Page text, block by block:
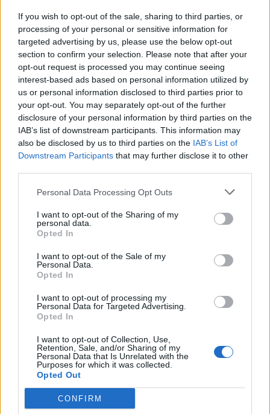
If you wish to opt-out of the sale, sharing to third parties, or
processing of your personal or sensitive information for
targeted advertising by us, please use the below opt-out
section to confirm your selection. Please note that after your
opt-out request is processed you may continue seeing
interest-based ads based on personal information utilized by
us or personal information disclosed to third parties prior to
your opt-out. You may separately opt-out of the further
disclosure of your personal information by third parties on the
IAB’s list of downstream participants. This information may
also be disclosed by us to third parties on the IAB’s List of
Downstream Participants that may further disclose it to other
Personal Data Processing Opt Outs
I want to opt-out of the Sharing of my
personal data.
Opted In
I want to opt-out of the Sale of my
Personal Data.
Opted In
I want to opt-out of processing my
Personal Data for Targeted Advertising.
Opted In
I want to opt-out of Collection, Use,
Retention, Sale, and/or Sharing of my
Personal Data that Is Unrelated with the
Purposes for which it was collected.
Opted Out
CONFIRM
9,253
Fans
3,533
Follower
2,652
Iscritti
- Advertisement -
- Advertisement -
- Advertisement -
ULTIMI ARTICOLI
Romeo arrivano “Le nozze di Figaro” di
Mozart per Vicenza in Lirica
Sanpaolo di Vicenza aperte gratis
EVENTI